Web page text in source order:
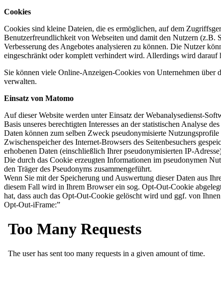
Cookies
Cookies sind kleine Dateien, die es ermöglichen, auf dem
Benutzerfreundlichkeit von Webseiten und damit den Nutzern (z.B.
Verbesserung des Angebotes analysieren zu können. Die Nutzer
eingeschränkt oder komplett verhindert wird. Allerdings wird darauf
Sie können viele Online-Anzeigen-Cookies von Unternehmen über
verwalten.
Einsatz von Matomo
Auf dieser Website werden unter Einsatz der Webanalysedienst-
Basis unseres berechtigten Interesses an der statistischen Analyse
Daten können zum selben Zweck pseudonymisierte
Zwischenspeicher des Internet-Browsers des Seitenbesuchers
erhobenen Daten (einschließlich Ihrer pseudonymisierten IP-
Die durch das Cookie erzeugten Informationen im pseudonymen
den Träger des Pseudonyms zusammengeführt.
Wenn Sie mit der Speicherung und Auswertung dieser Daten aus
diesem Fall wird in Ihrem Browser ein sog. Opt-Out-Cookie
hat, dass auch das Opt-Out-Cookie gelöscht wird und ggf. von
Opt-Out-iFrame:”